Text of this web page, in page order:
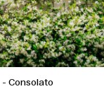
- Consolato